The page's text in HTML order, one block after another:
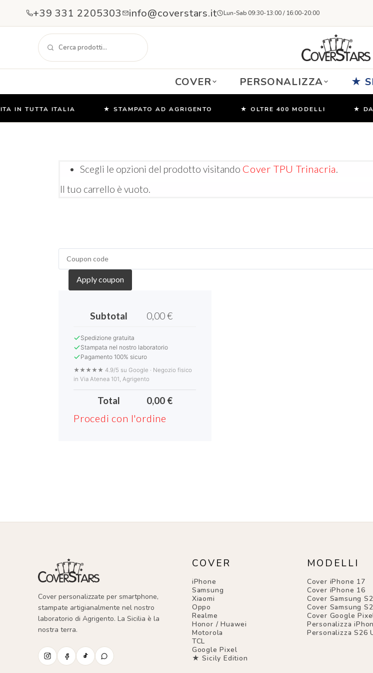
+39 331 2205303 info@coverstars.it Lun-Sab 09:30-13:00 / 16:00-20:00
COVER PERSONALIZZA ★
IN TUTTA ITALIA ★ STAMPATO AD AGRIGENTO ★ OLTRE 400 MODELLI ★
Salta
Scegli le opzioni del prodotto visitando Cover TPU Trinacria.
Il tuo carrello è vuoto.
Apply coupon
Subtotal 0,00€
Spedizione gratuita
Stampata nel nostro laboratorio
Pagamento 100% sicuro
★★★★★ 4.9/5 su Google · Negozio fisico
in Via Atenea 101, Agrigento
Total 0,00 €
Procedi con l'ordine
Cover personalizzate per smartphone,
stampate artigianalmente nel nostro
laboratorio di Agrigento. La Sicilia è la
nostra terra.
COVER
iPhone
Samsung
Xiaomi
Oppo
Realme
Honor / Huawei
Motorola
TCL
Google Pixel
★ Sicily Edition
MODELLI
Cover iPhone 17
Cover iPhone 16
Cover Samsung
Cover Samsung
Cover Google
Personalizza
Personalizza S26